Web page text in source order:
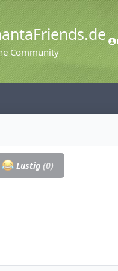
Community
Lustig (0)